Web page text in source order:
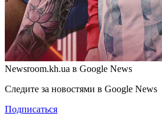
Newsroom.kh.ua в Google News
Следите за новостями в Google News
Подписаться